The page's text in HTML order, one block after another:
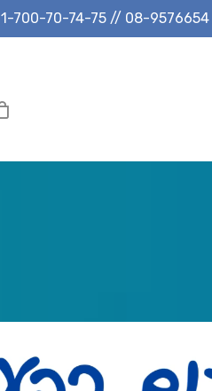
1-700-70-74-75 // 08-9576654